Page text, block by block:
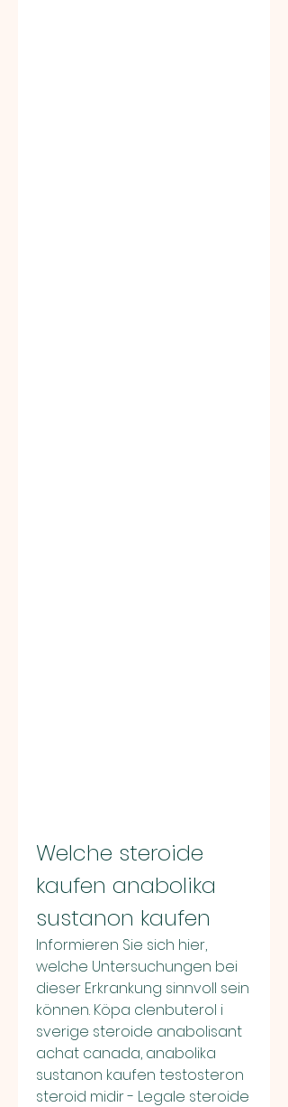
Welche steroide
kaufen anabolika
sustanon kaufen
Informieren Sie sich hier,
welche Untersuchungen bei
dieser Erkrankung sinnvoll sein
können. Köpa clenbuterol i
sverige steroide anabolisant
achat canada, anabolika
sustanon kaufen testosteron
steroid midir - Legale steroide